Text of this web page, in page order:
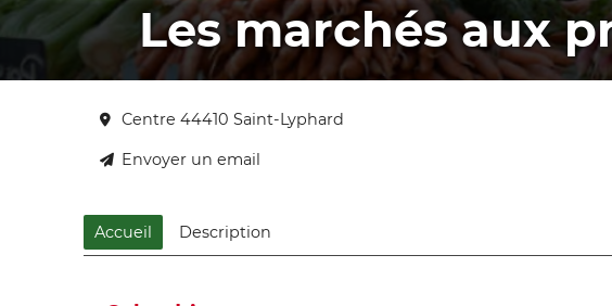
Les marchés aux
Centre 44410 Saint-Lyphard
Envoyer un email
Accueil Description